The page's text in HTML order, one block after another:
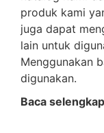
produk kami
juga dapat
lain untuk
Menggunakan
digunakan.
Baca